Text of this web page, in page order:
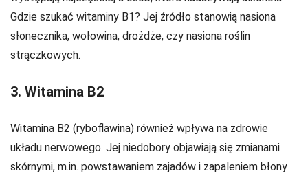
Gdzie szukać witaminy B1? Jej źródło stanowią nasiona
słonecznika, wołowina, drożdże, czy nasiona roślin
strączkowych.
3. Witamina B2
Witamina B2 (ryboflawina) również wpływa na zdrowie
układu nerwowego. Jej niedobory objawiają się zmianami
skórnymi, m.in. powstawaniem zajadów i zapaleniem błony